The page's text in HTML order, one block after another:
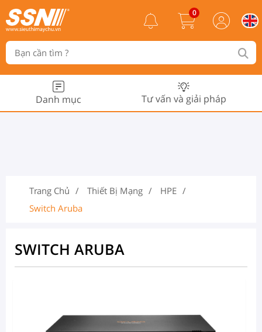
0
Danh mục Tư vấn và giải pháp
Trang Chủ Thiết Bị Mạng
HPE
Switch Aruba
SWITCH ARUBA